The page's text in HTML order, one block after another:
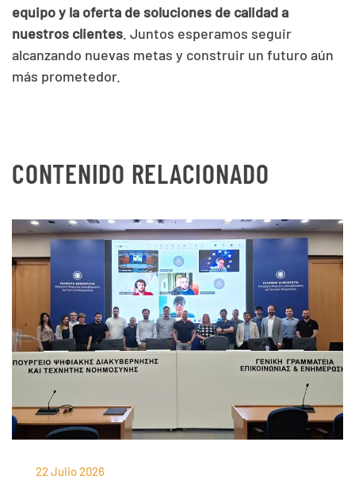
equipo y la oferta de soluciones de calidad a
nuestros clientes . Juntos esperamos seguir
alcanzando nuevas metas y construir un futuro aún
más prometedor.
CONTENIDO RELACIONADO
22 Julio 2026